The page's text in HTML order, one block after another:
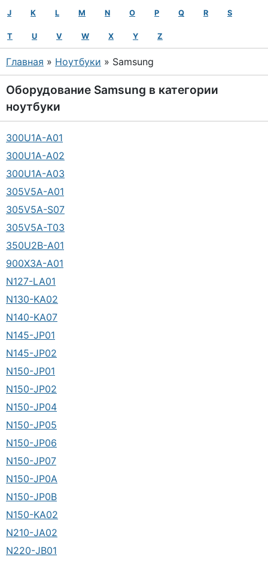
J K L M N O P Q R S
T U V W X Y Z
Главная » Ноутбуки » Samsung
Оборудование Samsung в категории
ноутбуки
300U1A-A01
300U1A-A02
300U1A-A03
305V5A-A01
305V5A-S07
305V5A-T03
350U2B-A01
900X3A-A01
N127-LA01
N130-KA02
N140-KA07
N145-JP01
N145-JP02
N150-JP01
N150-JP02
N150-JP04
N150-JP05
N150-JP06
N150-JP07
N150-JP0A
N150-JP0B
N150-KA02
N210-JA02
N220-JB01